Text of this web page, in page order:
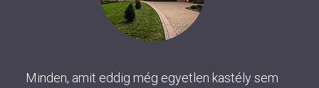
Minden, amit eddig még egyetlen kastély sem